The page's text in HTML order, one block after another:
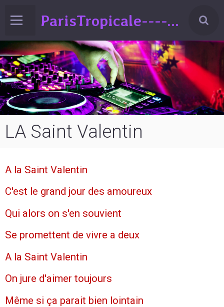
ParisTropicale-------Liberté-Egalité-Variété!!!(spectacle de Variéts Musique & Humour-sur la France-ed°2024
LA Saint Valentin
A la Saint Valentin
C'est le grand jour des amoureux
Qui alors on s'en souvient
Se promettent de vivre a deux
A la Saint Valentin
On jure d'aimer toujours
Même si ça parait bien lointain